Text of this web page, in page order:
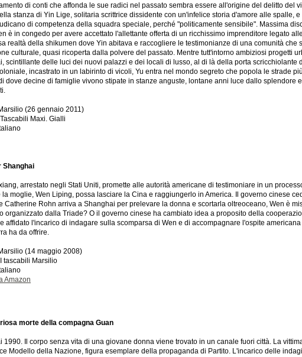
di conti che affonda le sue radici nel passato sembra essere all'origine del delitto del
stanza di Yin Lige, solitaria scrittrice dissidente con un'infelice storia d'amore alle spalle,
di competenza della squadra speciale, perché "politicamente sensibile". Massima
è in congedo per avere accettato l'allettante offerta di un ricchissimo imprenditore legato
realtà della shikumen dove Yin abitava e raccogliere le testimonianze di una comunità che
culturale, quasi ricoperta dalla polvere del passato. Mentre tutt'intorno ambiziosi progetti
scintillante delle luci dei nuovi palazzi e dei locali di lusso, al di là della porta scricchiolante
incastrato in un labirinto di vicoli, Yu entra nel mondo segreto che popola le strade
dove decine di famiglie vivono stipate in stanze anguste, lontane anni luce dallo splendore
(26 gennaio 2011)
Maxi. Gialli
Shanghai
arrestato negli Stati Uniti, promette alle autorità americane di testimoniare in un
la moglie, Wen Liping, possa lasciare la Cina e raggiungerlo in America. Il governo cinese
Catherine Rohn arriva a Shanghai per prelevare la donna e scortarla oltreoceano, Wen è
organizzato dalla Triade? O il governo cinese ha cambiato idea a proposito della
affidato l'incarico di indagare sulla scomparsa di Wen e di accompagnare l'ospite
ha da offrire.
(14 maggio 2008)
tascabili Marsilio
Amazon
morte della compagna Guan
1990. Il corpo senza vita di una giovane donna viene trovato in un canale fuori città. La
Modello della Nazione, figura esemplare della propaganda di Partito. L'incarico delle